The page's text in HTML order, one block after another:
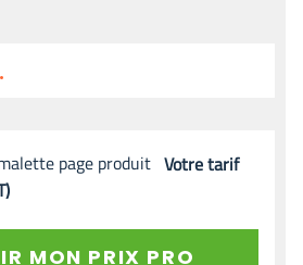
Votre tarif
MON PRIX PRO